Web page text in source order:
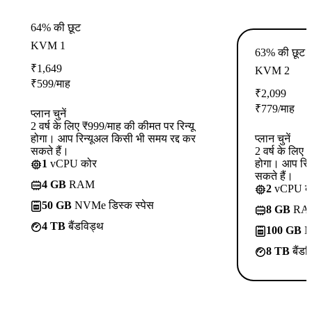
64% की छूट
KVM 1
₹1,649
₹599/माह
प्लान चुनें
2 वर्ष के लिए ₹999/माह की कीमत पर रिन्यू
होगा। आप रिन्यूअल किसी भी समय रद्द कर
सकते हैं।
1 vCPU कोर
4 GB RAM
50 GB NVMe डिस्क स्पेस
4 TBबैंडविड्थ
63% की छूट
KVM 2
₹2,099
₹779/माह
प्लान चुनें
2 वर्ष के लिए
होगा। आप
सकते हैं।
2 vCPU
8 GB
100 GB
8 TB